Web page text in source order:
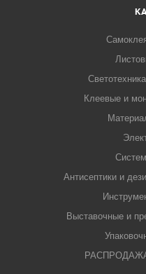
Клеевые и
Антисептики и
Выставочные и
РАСПРОДАЖА